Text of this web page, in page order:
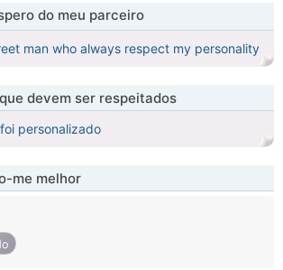
do meu parceiro
man who always respect my personality
devem ser respeitados
personalizado
me melhor